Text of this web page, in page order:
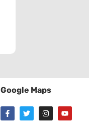
Google Maps